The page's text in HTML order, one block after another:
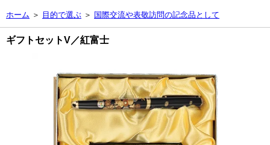
ホーム ＞ 目的で選ぶ ＞ 国際交流や表敬訪問の記念品として
ギフトセットV／紅富士